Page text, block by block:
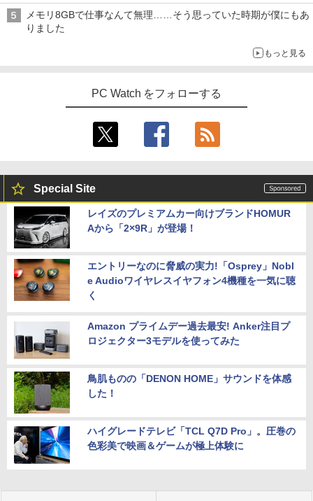
メモリ8GBで仕事なんて無理……そう思っていた時期が僕にもあ
りました
もっと見る
PC Watch をフォローする
Special Site
レイズのプレミアムカー向けブランドHOMUR
Aから「2×9R」が登場！
エントリーなのに脅威の実力!「Osprey」Nobl
e Audioワイヤレスイヤフォン4機種を一気に聴
く
Amazon プライムデー過去最安! Anker注目プ
ロジェクター3モデルを使ってみた
鳥肌ものの「DENON HOME」サウンドを体感
した！
ハイグレードテレビ「TCL Q7D Pro」。圧巻の
色彩美で映画＆ゲームが極上体験に